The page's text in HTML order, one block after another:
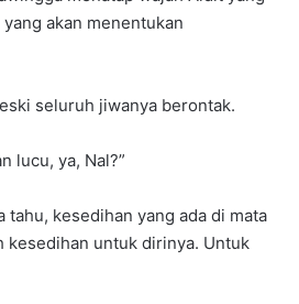
akan menentukan
seluruh jiwanya berontak.
lucu, ya, Nal?”
tahu, kesedihan yang ada di mata
kesedihan untuk dirinya. Untuk